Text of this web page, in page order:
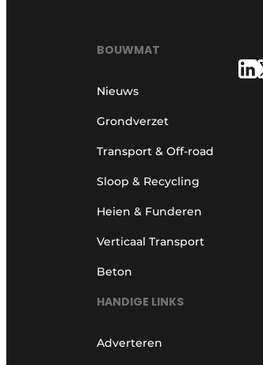
BOUWMAT
Nieuws
Grondverzet
Transport & Off-road
Sloop & Recycling
Heien & Funderen
Verticaal Transport
Beton
HANDIGE LINKS
Adverteren